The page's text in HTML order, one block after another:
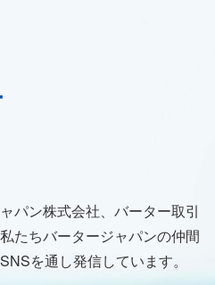
パン株式会社、バーター取引
たちバータージャパンの仲間
を通し発信しています。